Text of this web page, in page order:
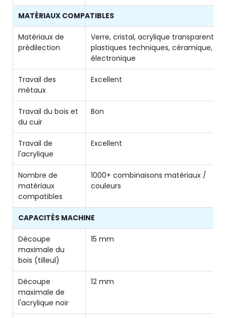
MATÉRIAUX COMPATIBLES
Matériaux de
prédilection
Verre, cristal, acrylique transparent,
plastiques techniques, céramique,
électronique
Travail des
métaux
Excellent
Travail du bois et
du cuir
Bon
Travail de
l'acrylique
Excellent
Nombre de
matériaux
compatibles
1000+ combinaisons matériaux /
couleurs
CAPACITÉS MACHINE
Découpe
maximale du
bois (tilleul)
15 mm
Découpe
maximale de
l'acrylique noir
12 mm